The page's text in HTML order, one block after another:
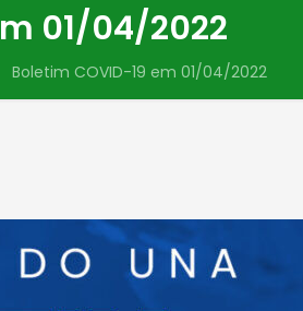
01/04/2022
Boletim COVID-19 em 01/04/2022